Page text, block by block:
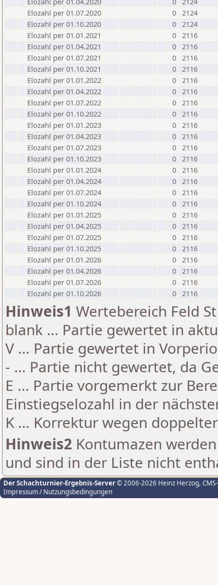
Elozahl per 01.07.2020
0 2124
Elozahl per 01.10.2020
0 2124
Elozahl per 01.01.2021
0 2116
Elozahl per 01.04.2021
0 2116
Elozahl per 01.07.2021
0 2116
Elozahl per 01.10.2021
0 2116
Elozahl per 01.01.2022
0 2116
Elozahl per 01.04.2022
0 2116
Elozahl per 01.07.2022
0 2116
Elozahl per 01.10.2022
0 2116
Elozahl per 01.01.2023
0 2116
Elozahl per 01.04.2023
0 2116
Elozahl per 01.07.2023
0 2116
Elozahl per 01.10.2023
0 2116
Elozahl per 01.01.2024
0 2116
Elozahl per 01.04.2024
0 2116
Elozahl per 01.07.2024
0 2116
Elozahl per 01.10.2024
0 2116
Elozahl per 01.01.2025
0 2116
Elozahl per 01.04.2025
0 2116
Elozahl per 01.07.2025
0 2116
Elozahl per 01.10.2025
0 2116
Elozahl per 01.01.2026
0 2116
Elozahl per 01.04.2026
0 2116
Elozahl per 01.07.2026
0 2116
Elozahl per 01.10.2026
0 2116
Hinweis1 Wertebereich Feld
blank ... Partie gewertet in
V ... Partie gewertet in
- ... Partie nicht gewertet, da
E ... Partie vorgemerkt zur
Einstiegselozahl in der
K ... Korrektur wegen
Hinweis2 Kontumazen
und sind in der Liste nicht
Der Schachturnier-Ergebnis-Server© 2006-2026 Heinz Herzog,
Impressum / Nutzungsbedingungen